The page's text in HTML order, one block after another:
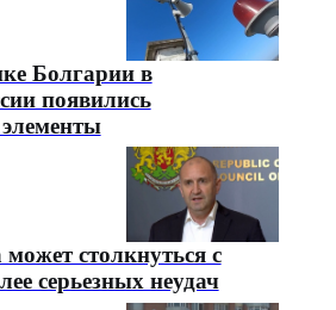
Болгарии в
появились
столкнуться с
серьезных неудач